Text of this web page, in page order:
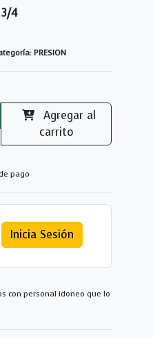
4
PRESION
Agregar al
carrito
pago
Inicia Sesión
con personal idoneo que lo